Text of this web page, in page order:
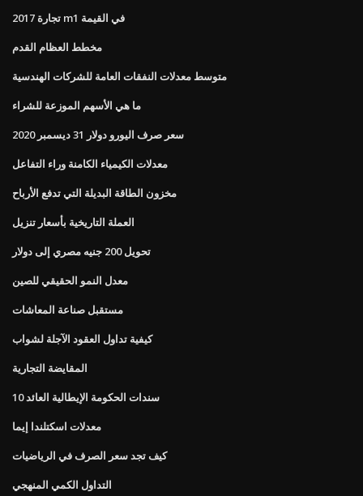
2017 تجارة m1 في القيمة
مخطط العظام القدم
متوسط ​​معدلات النفقات العامة للشركات الهندسية
ما هي الأسهم الموزعة للشراء
سعر صرف اليورو دولار 31 ديسمبر 2020
معدلات الكيمياء الكامنة وراء التفاعل
مخزون الطاقة البديلة التي تدفع الأرباح
العملة التاريخية بأسعار تنزيل
تحويل 200 جنيه مصري إلى دولار
معدل النمو الحقيقي للصين
مستقبل صناعة المعاشات
كيفية تداول العقود الآجلة لشواب
المقايضة التجارية
10 سندات الحكومة الإيطالية العائد
معدلات اسكتلندا إيما
كيف تجد سعر الصرف في الرياضيات
التداول الكمي المنهجي